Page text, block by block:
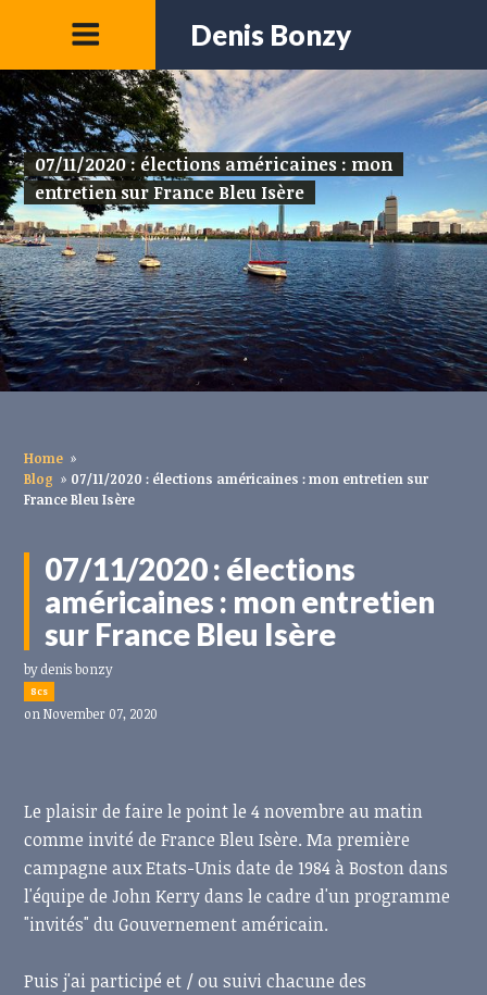
Denis Bonzy
07/11/2020 : élections américaines : mon
entretien sur France Bleu Isère
Home »
Blog » 07/11/2020 : élections américaines : mon entretien sur
France Bleu Isère
07/11/2020 : élections
américaines : mon entretien
sur France Bleu Isère
bydenis bonzy
8cs
on November 07, 2020
Le plaisir de faire le point le 4 novembre au matin
comme invité de France Bleu Isère. Ma première
campagne aux Etats-Unis date de 1984 à Boston dans
l'équipe de John Kerry dans le cadre d'un programme
"invités" du Gouvernement américain.
Puis j'ai participé et / ou suivi chacune des